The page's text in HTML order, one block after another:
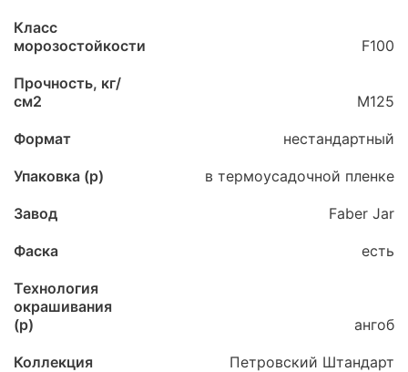
Класс
морозостойкости
F100
Прочность, кг/
см2
М125
Формат нестандартный
Упаковка (p) в термоусадочной пленке
Завод Faber Jar
Фаска есть
Технология
окрашивания
(p)
ангоб
Коллекция Петровский Штандарт